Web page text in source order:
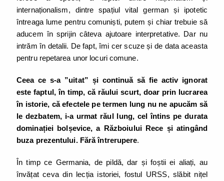
internaționalism, dintre spațiul vital german și ipotetic
întreaga lume pentru comuniști, putem și chiar trebuie să
aducem în sprijin câteva ajutoare interpretative. Dar nu
intrăm în detalii. De fapt, îmi cer scuze și de data aceasta
pentru repetarea unor locuri comune.
Ceea ce s-a ”uitat” și continuă să fie activ ignorat
este faptul, în timp, că răului scurt, doar prin lucrarea
în istorie, că efectele pe termen lung nu ne apucăm să
le dezbatem, i-a urmat răul lung, cel întins pe durata
dominației bolșevice, a Războiului Rece și atingând
buza prezentului. Fără întrerupere.
În timp ce Germania, de pildă, dar și foștii ei aliați, au
învățat ceva din lecția istoriei, fostul URSS, slăbit nițel